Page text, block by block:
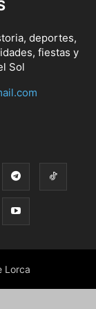
deportes,
fiestas y
Sol
Lorca